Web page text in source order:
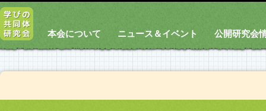
本会について ニュース＆イベント 公開研究会